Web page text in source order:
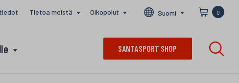
Tietoa meistä Oikopolut Suomi 0
SANTASPORT SHOP